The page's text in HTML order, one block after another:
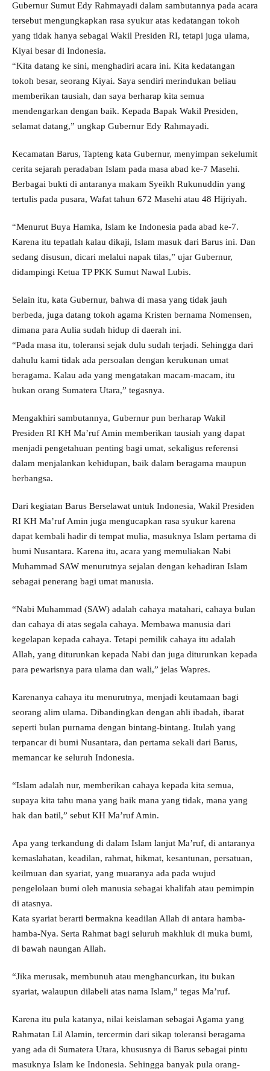
Gubernur Sumut Edy Rahmayadi dalam sambutannya pada acara
tersebut mengungkapkan rasa syukur atas kedatangan tokoh
yang tidak hanya sebagai Wakil Presiden RI, tetapi juga ulama,
Kiyai besar di Indonesia.
“Kita datang ke sini, menghadiri acara ini. Kita kedatangan
tokoh besar, seorang Kiyai. Saya sendiri merindukan beliau
memberikan tausiah, dan saya berharap kita semua
mendengarkan dengan baik. Kepada Bapak Wakil Presiden,
selamat datang,” ungkap Gubernur Edy Rahmayadi.
Kecamatan Barus, Tapteng kata Gubernur, menyimpan sekelumit
cerita sejarah peradaban Islam pada masa abad ke-7 Masehi.
Berbagai bukti di antaranya makam Syeikh Rukunuddin yang
tertulis pada pusara, Wafat tahun 672 Masehi atau 48 Hijriyah.
“Menurut Buya Hamka, Islam ke Indonesia pada abad ke-7.
Karena itu tepatlah kalau dikaji, Islam masuk dari Barus ini. Dan
sedang disusun, dicari melalui napak tilas,” ujar Gubernur,
didampingi Ketua TP PKK Sumut Nawal Lubis.
Selain itu, kata Gubernur, bahwa di masa yang tidak jauh
berbeda, juga datang tokoh agama Kristen bernama Nomensen,
dimana para Aulia sudah hidup di daerah ini.
“Pada masa itu, toleransi sejak dulu sudah terjadi. Sehingga dari
dahulu kami tidak ada persoalan dengan kerukunan umat
beragama. Kalau ada yang mengatakan macam-macam, itu
bukan orang Sumatera Utara,” tegasnya.
Mengakhiri sambutannya, Gubernur pun berharap Wakil
Presiden RI KH Ma’ruf Amin memberikan tausiah yang dapat
menjadi pengetahuan penting bagi umat, sekaligus referensi
dalam menjalankan kehidupan, baik dalam beragama maupun
berbangsa.
Dari kegiatan Barus Berselawat untuk Indonesia, Wakil Presiden
RI KH Ma’ruf Amin juga mengucapkan rasa syukur karena
dapat kembali hadir di tempat mulia, masuknya Islam pertama di
bumi Nusantara. Karena itu, acara yang memuliakan Nabi
Muhammad SAW menurutnya sejalan dengan kehadiran Islam
sebagai penerang bagi umat manusia.
“Nabi Muhammad (SAW) adalah cahaya matahari, cahaya bulan
dan cahaya di atas segala cahaya. Membawa manusia dari
kegelapan kepada cahaya. Tetapi pemilik cahaya itu adalah
Allah, yang diturunkan kepada Nabi dan juga diturunkan kepada
para pewarisnya para ulama dan wali,” jelas Wapres.
Karenanya cahaya itu menurutnya, menjadi keutamaan bagi
seorang alim ulama. Dibandingkan dengan ahli ibadah, ibarat
seperti bulan purnama dengan bintang-bintang. Itulah yang
terpancar di bumi Nusantara, dan pertama sekali dari Barus,
memancar ke seluruh Indonesia.
“Islam adalah nur, memberikan cahaya kepada kita semua,
supaya kita tahu mana yang baik mana yang tidak, mana yang
hak dan batil,” sebut KH Ma’ruf Amin.
Apa yang terkandung di dalam Islam lanjut Ma’ruf, di antaranya
kemaslahatan, keadilan, rahmat, hikmat, kesantunan, persatuan,
keilmuan dan syariat, yang muaranya ada pada wujud
pengelolaan bumi oleh manusia sebagai khalifah atau pemimpin
di atasnya.
Kata syariat berarti bermakna keadilan Allah di antara hamba-
hamba-Nya. Serta Rahmat bagi seluruh makhluk di muka bumi,
di bawah naungan Allah.
“Jika merusak, membunuh atau menghancurkan, itu bukan
syariat, walaupun dilabeli atas nama Islam,” tegas Ma’ruf.
Karena itu pula katanya, nilai keislaman sebagai Agama yang
Rahmatan Lil Alamin, tercermin dari sikap toleransi beragama
yang ada di Sumatera Utara, khususnya di Barus sebagai pintu
masuknya Islam ke Indonesia. Sehingga banyak pula orang-